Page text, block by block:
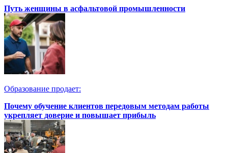
Путь женщины в асфальтовой промышленности
Образование продает:
Почему обучение клиентов передовым методам работы
укрепляет доверие и повышает прибыль